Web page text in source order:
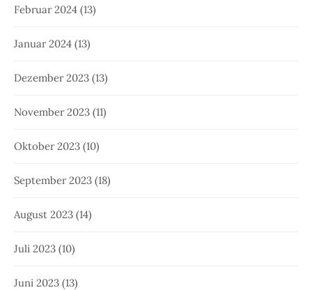
Februar 2024 (13)
Januar 2024 (13)
Dezember 2023 (13)
November 2023 (11)
Oktober 2023 (10)
September 2023 (18)
August 2023 (14)
Juli 2023 (10)
Juni 2023 (13)